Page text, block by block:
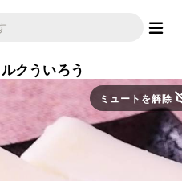
クういろう
ミュートを解除